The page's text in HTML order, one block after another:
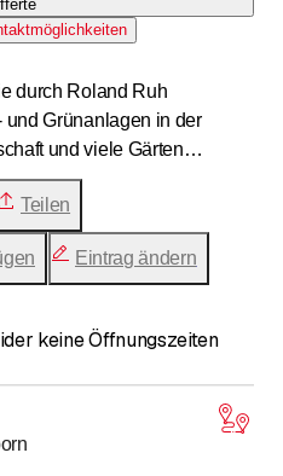
durch Roland Ruh
und Grünanlagen in der
und viele Gärten
Teilen
Eintrag ändern
keine Öffnungszeiten